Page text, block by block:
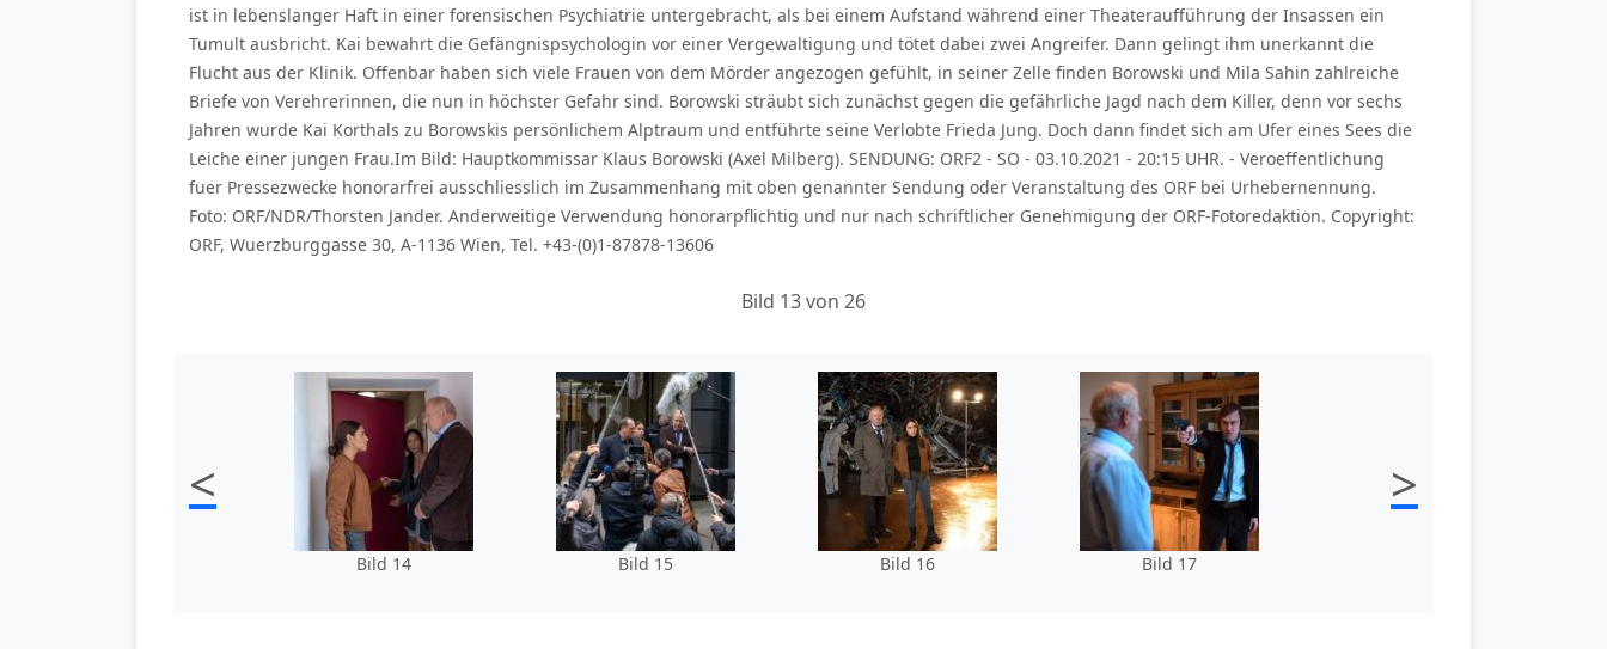
ist in lebenslanger Haft in einer forensischen Psychiatrie untergebracht, als bei einem Aufstand während einer Theateraufführung der Insassen ein
Tumult ausbricht. Kai bewahrt die Gefängnispsychologin vor einer Vergewaltigung und tötet dabei zwei Angreifer. Dann gelingt ihm unerkannt die
Flucht aus der Klinik. Offenbar haben sich viele Frauen von dem Mörder angezogen gefühlt, in seiner Zelle finden Borowski und Mila Sahin zahlreiche
Briefe von Verehrerinnen, die nun in höchster Gefahr sind. Borowski sträubt sich zunächst gegen die gefährliche Jagd nach dem Killer, denn vor sechs
Jahren wurde Kai Korthals zu Borowskis persönlichem Alptraum und entführte seine Verlobte Frieda Jung. Doch dann findet sich am Ufer eines Sees die
Leiche einer jungen Frau.Im Bild: Hauptkommissar Klaus Borowski (Axel Milberg). SENDUNG: ORF2 - SO - 03.10.2021 - 20:15 UHR. - Veroeffentlichung
fuer Pressezwecke honorarfrei ausschliesslich im Zusammenhang mit oben genannter Sendung oder Veranstaltung des ORF bei Urhebernennung.
Foto: ORF/NDR/Thorsten Jander. Anderweitige Verwendung honorarpflichtig und nur nach schriftlicher Genehmigung der ORF-Fotoredaktion. Copyright:
ORF, Wuerzburggasse 30, A-1136 Wien, Tel. +43-(0)1-87878-13606
Bild 13 von 26
<
Bild 14 Bild 15 Bild 16 Bild 17
>